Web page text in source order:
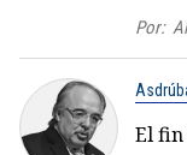
Por:
El fin